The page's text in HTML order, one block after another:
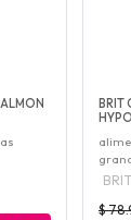
BRIT
BRIT
$